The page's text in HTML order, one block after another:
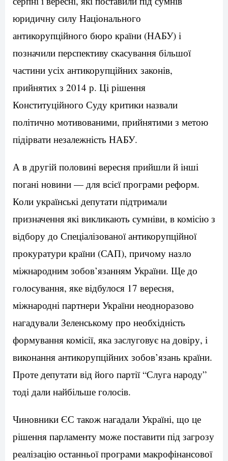
юридичну силу Національного
антикорупційного бюро країни (НАБУ) і
позначили перспективу скасування більшої
частини усіх антикорупційних законів,
прийнятих з 2014 р. Ці рішення
Конституційного Суду критики назвали
політично мотивованими, прийнятими з метою
підірвати незалежність НАБУ.
А в другій половині вересня прийшли й інші
погані новини — для всієї програми реформ.
Коли українські депутати підтримали
призначення які викликають сумніви, в комісію з
відбору до Спеціалізованої антикорупційної
прокуратури країни (САП), причому назло
міжнародним зобов’язанням України. Ще до
голосування, яке відбулося 17 вересня,
міжнародні партнери України неодноразово
нагадували Зеленському про необхідність
формування комісії, яка заслуговує на довіру, і
виконання антикорупційних зобов’язань країни.
Проте депутати від його партії “Слуга народу”
тоді дали найбільше голосів.
Чиновники ЄС також нагадали Україні, що це
рішення парламенту може поставити під загрозу
реалізацію останньої програми макрофінансової